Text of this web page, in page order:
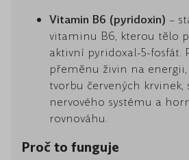
Vitamin B6 (pyridoxin) –
vitaminu B6, kterou tělo
aktivní pyridoxal-5-fosfát.
přeměnu živin na
tvorbu červených krvinek,
nervového systému a
rovnováhu.
Proč to funguje